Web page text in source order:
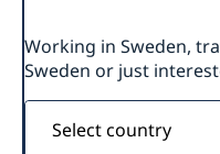
Working in Sweden,
Sweden or just
Select
country